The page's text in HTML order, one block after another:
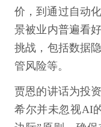
价，到通过自动
景被业内普遍看
挑战，包括数据
管风险等。
贾恩的讲话为投
希尔并未忽视AI